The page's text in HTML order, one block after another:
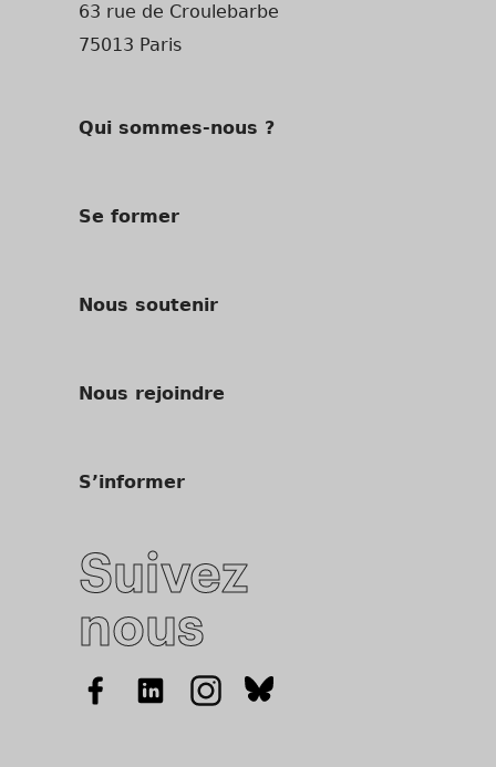
63 rue de Croulebarbe
75013 Paris
Qui sommes-nous ?
Se former
Nous soutenir
Nous rejoindre
S’informer
Suivez
nous